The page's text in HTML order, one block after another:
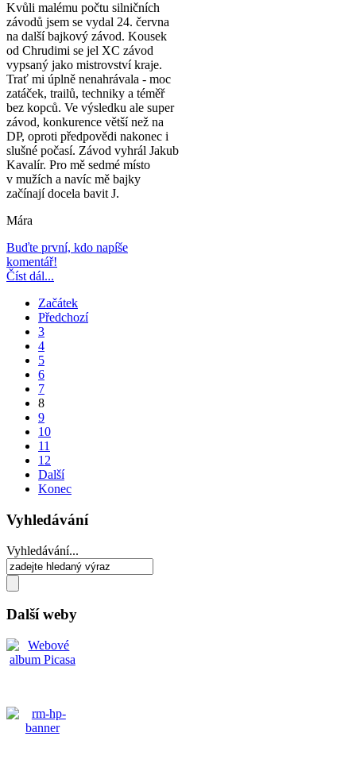
Kvůli malému počtu silničních
závodů jsem se vydal 24. června
na další bajkový závod. Kousek
od Chrudimi se jel XC závod
vypsaný jako mistrovství kraje.
Trať mi úplně nenahrávala - moc
zatáček, trailů, techniky a téměř
bez kopců. Ve výsledku ale super
závod, konkurence větší než na
DP, oproti předpovědi nakonec i
slušné počasí. Závod vyhrál Jakub
Kavalír. Pro mě sedmé místo
v mužích a navíc mě bajky
začínají docela bavit J.
Mára
Buďte první, kdo napíše
komentář!
Číst dál...
Začátek
Předchozí
3
4
5
6
7
8
9
10
11
12
Další
Konec
Vyhledávání
Vyhledávání...
Další weby